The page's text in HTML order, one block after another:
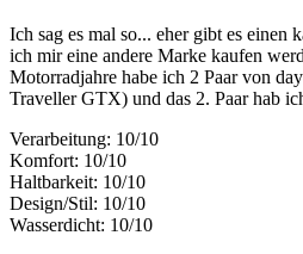
Ich sag es mal so... eher gibt es einen
ich mir eine andere Marke kaufen
Motorradjahre habe ich 2 Paar von
Traveller GTX) und das 2. Paar hab
Verarbeitung: 10/10
Komfort: 10/10
Haltbarkeit: 10/10
Design/Stil: 10/10
Wasserdicht: 10/10